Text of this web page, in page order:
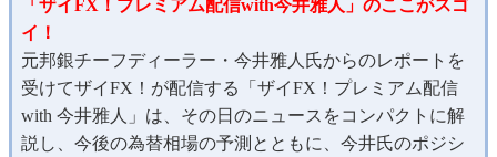
「ザイFX！プレミアム配信with今井雅人」のここがスゴ
イ！
元邦銀チーフディーラー・今井雅人氏からのレポートを
受けてザイFX！が配信する「ザイFX！プレミアム配信
with 今井雅人」は、その日のニュースをコンパクトに解
説し、今後の為替相場の予測とともに、今井氏のポジシ